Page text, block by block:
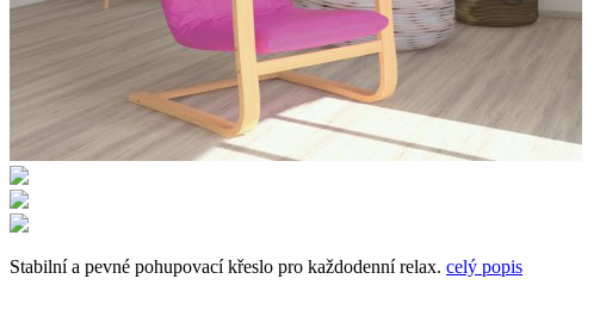
Stabilní a pevné pohupovací křeslo pro každodenní relax. celý popis